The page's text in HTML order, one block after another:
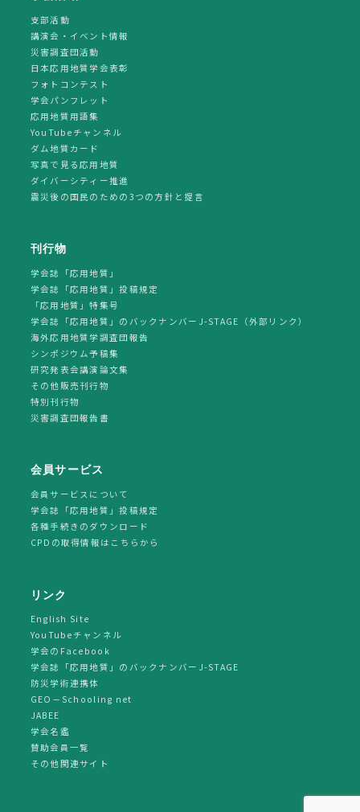
支部活動
講演会・イベント情報
災害調査団活動
日本応用地質学会表彰
フォトコンテスト
学会パンフレット
応用地質用語集
YouTubeチャンネル
ダム地質カード
写真で見る応用地質
ダイバーシティー推進
震災後の国民のための3つの方針と提言
刊行物
学会誌「応用地質」
学会誌「応用地質」投稿規定
「応用地質」特集号
学会誌「応用地質」のバックナンバーJ-STAGE（外部リンク）
海外応用地質学調査団報告
シンポジウム予稿集
研究発表会講演論文集
その他販売刊行物
特別刊行物
災害調査団報告書
会員サービス
会員サービスについて
学会誌「応用地質」投稿規定
各種手続きのダウンロード
CPDの取得情報はこちらから
リンク
English Site
YouTubeチャンネル
学会のFacebook
学会誌「応用地質」のバックナンバーJ-STAGE
防災学術連携体
GEO－Schooling net
JABEE
学会名鑑
賛助会員一覧
その他関連サイト